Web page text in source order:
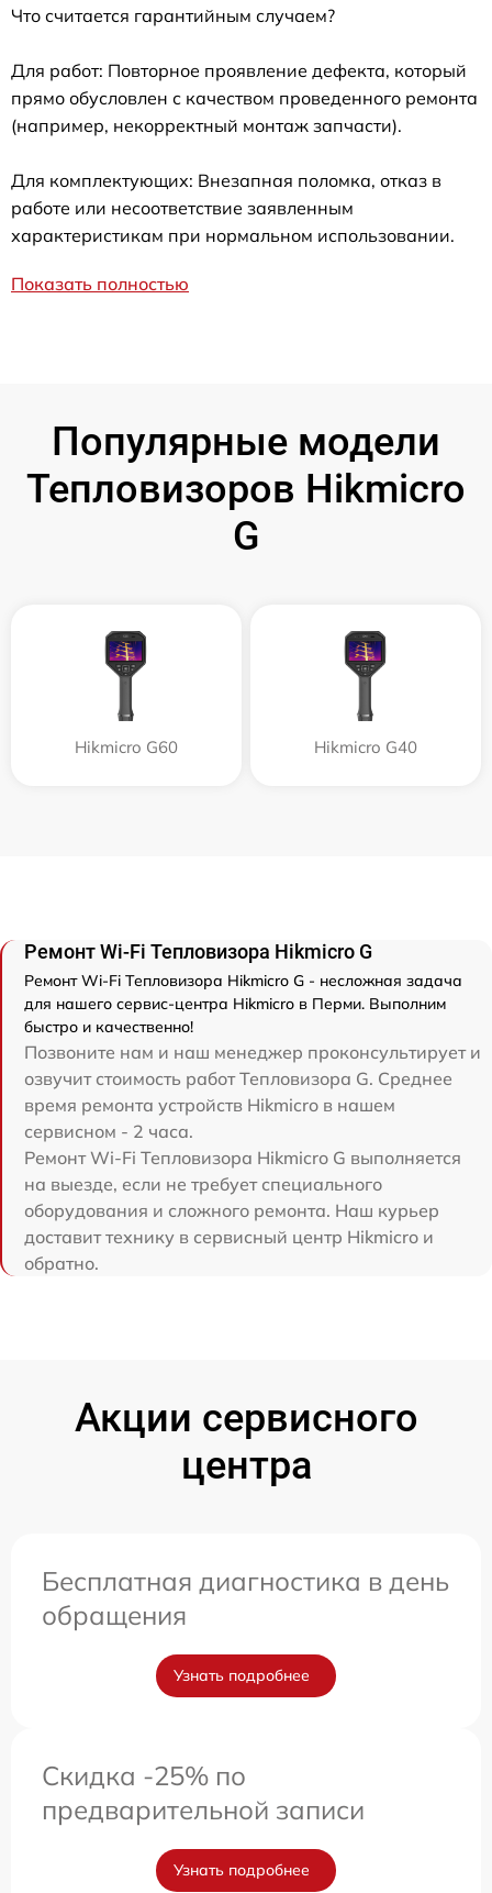
Что считается гарантийным случаем?
Для работ: Повторное проявление дефекта, который
прямо обусловлен с качеством проведенного ремонта
(например, некорректный монтаж запчасти).
Для комплектующих: Внезапная поломка, отказ в
работе или несоответствие заявленным
характеристикам при нормальном использовании.
Показать полностью
Популярные модели
Тепловизоров Hikmicro
G
Hikmicro G60 Hikmicro G40
Ремонт Wi-Fi Тепловизора Hikmicro G
Ремонт Wi-Fi Тепловизора Hikmicro G - несложная задача
для нашего сервис-центра Hikmicro в Перми. Выполним
быстро и качественно!
Позвоните нам и наш менеджер проконсультирует и
озвучит стоимость работ Тепловизора G. Среднее
время ремонта устройств Hikmicro в нашем
сервисном - 2 часа.
Ремонт Wi-Fi Тепловизора Hikmicro G выполняется
на выезде, если не требует специального
оборудования и сложного ремонта. Наш курьер
доставит технику в сервисный центр Hikmicro и
обратно.
Акции сервисного
центра
Бесплатная диагностика в день
обращения
Узнать подробнее
Скидка -25% по
предварительной записи
Узнать подробнее